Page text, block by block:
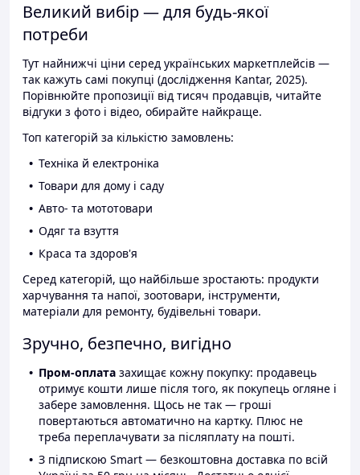
Великий вибір — для будь-якої
потреби
Тут найнижчі ціни серед українських маркетплейсів —
так кажуть самі покупці (дослідження Kantar, 2025).
Порівнюйте пропозиції від тисяч продавців, читайте
відгуки з фото і відео, обирайте найкраще.
Топ категорій за кількістю замовлень:
Техніка й електроніка
Товари для дому і саду
Авто- та мототовари
Одяг та взуття
Краса та здоров'я
Серед категорій, що найбільше зростають: продукти
харчування та напої, зоотовари, інструменти,
матеріали для ремонту, будівельні товари.
Зручно, безпечно, вигідно
Пром-оплата захищає кожну покупку: продавець
отримує кошти лише після того, як покупець огляне і
забере замовлення. Щось не так — гроші
повертаються автоматично на картку. Плюс не
треба переплачувати за післяплату на пошті.
З підпискою Smart — безкоштовна доставка по всій